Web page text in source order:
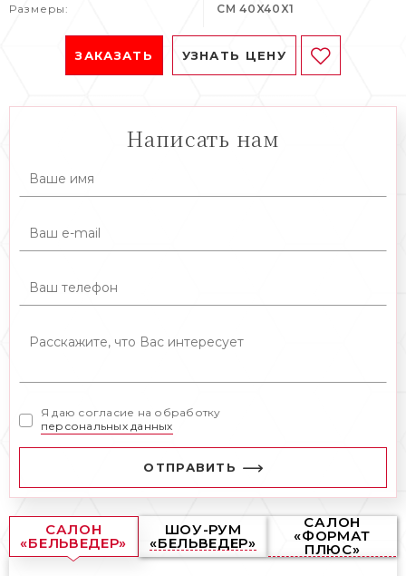
Размеры: CM 40X40X1
ЗАКАЗАТЬ УЗНАТЬ ЦЕНУ
Написать нам
Я даю согласие на обработку
персональных данных
ОТПРАВИТЬ
САЛОН
«БЕЛЬВЕДЕР»
ШОУ-РУМ
«БЕЛЬВЕДЕР»
САЛОН
«ФОРМАТ
ПЛЮС»